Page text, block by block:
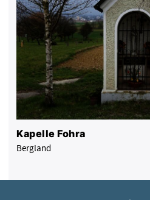
Kapelle Fohra
Bergland